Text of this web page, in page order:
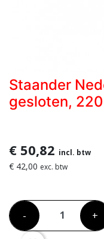
Staander
gesloten,
€ 50,82 incl. btw
€ 42,00 exc. btw
- +